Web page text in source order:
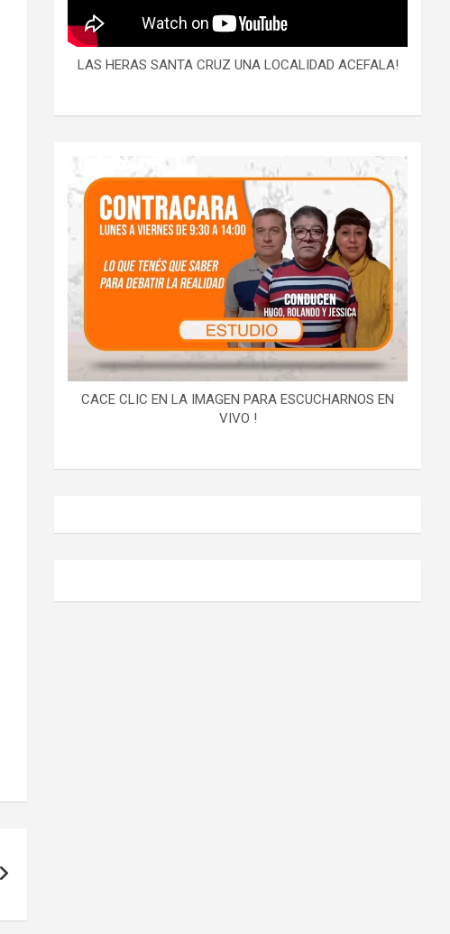
LAS HERAS SANTA CRUZ UNA LOCALIDAD ACEFALA!
CACE CLIC EN LA IMAGEN PARA ESCUCHARNOS EN
VIVO !